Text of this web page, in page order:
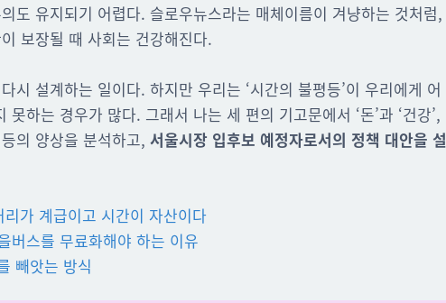
도 유지되기 어렵다. 슬로우뉴스라는 매체이름이 겨냥하는 것처럼,
보장될 때 사회는 건강해진다.
시 설계하는 일이다. 하지만 우리는 ‘시간의 불평등’이 우리에게 어
하는 경우가 많다. 그래서 나는 세 편의 기고문에서 ‘돈’과 ‘건강’,
의 양상을 분석하고, 서울시장 입후보 예정자로서의 정책 대안을 설
가 계급이고 시간이 자산이다
버스를 무료화해야 하는 이유
빼앗는 방식